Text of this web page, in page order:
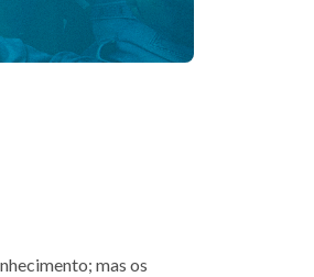
mas os